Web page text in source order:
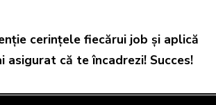
cerințele fiecărui job și aplică
asigurat că te încadrezi! Succes!